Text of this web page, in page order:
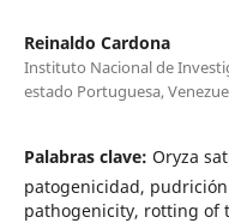
Reinaldo Cardona
Instituto Nacional de
estado Portuguesa,
Palabras clave: Oryza
patogenicidad,
pathogenicity, rotting of